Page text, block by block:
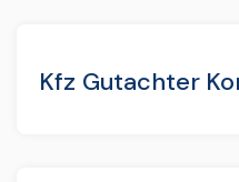
Kfz Gutachter